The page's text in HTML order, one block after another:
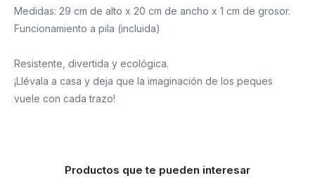
Medidas: 29 cm de alto x 20 cm de ancho x 1 cm de grosor.
Funcionamiento a pila (incluida)
Resistente, divertida y ecológica.
¡Llévala a casa y deja que la imaginación de los peques
vuele con cada trazo!
Productos que te pueden interesar